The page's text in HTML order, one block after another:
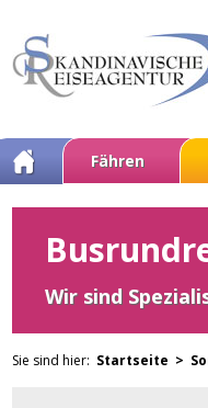
Fähren
Wir sind
Sie sind hier: Startseite >